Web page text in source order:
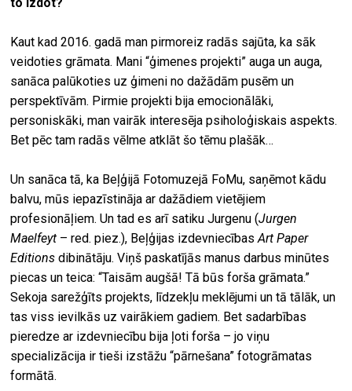
Kaut kad 2016. gadā man pirmoreiz radās sajūta, ka sāk
veidoties grāmata. Mani “ģimenes projekti” auga un auga,
sanāca palūkoties uz ģimeni no dažādām pusēm un
perspektīvām. Pirmie projekti bija emocionālāki,
personiskāki, man vairāk interesēja psiholoģiskais aspekts.
Bet pēc tam radās vēlme atklāt šo tēmu plašāk…
Un sanāca tā, ka Beļģijā Fotomuzejā FoMu, saņēmot kādu
balvu, mūs iepazīstināja ar dažādiem vietējiem
profesionāļiem. Un tad es arī satiku Jurgenu (Jurgen
Maelfeyt – red. piez.), Beļģijas izdevniecībasArt Paper
Editions dibinātāju. Viņš paskatījās manus darbus minūtes
piecas un teica: “Taisām augšā! Tā būs forša grāmata.”
Sekoja sarežģīts projekts, līdzekļu meklējumi un tā tālāk, un
tas viss ievilkās uz vairākiem gadiem. Bet sadarbības
pieredze ar izdevniecību bija ļoti forša – jo viņu
specializācija ir tieši izstāžu “pārnešana” fotogrāmatas
formātā.